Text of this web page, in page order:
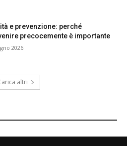
e prevenzione: perché
precocemente è importante
2026
altri